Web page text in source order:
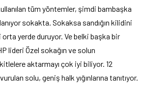
tüm yöntemler, şimdi bambaşka
sokakta. Sokaksa sandığın kilidini
yerde duruyor. Ve belki başka bir
lideri Özel sokağın ve solun
aktarmayı çok iyi biliyor. 12
solu, geniş halk yığınlarına tanıtıyor.